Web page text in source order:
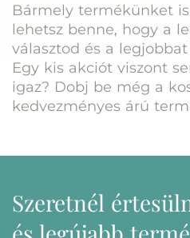
Bármely termékünket
lehetsz benne, hogy a
választod és a
Egy kis akciót viszont
igaz? Dobj be még a
kedvezményes árú
Szeretnél